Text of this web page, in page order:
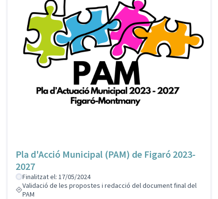
Pla d'Acció Municipal (PAM) de Figaró 2023-
2027
Finalitzat el: 17/05/2024
Validació de les propostes i redacció del document final del
PAM